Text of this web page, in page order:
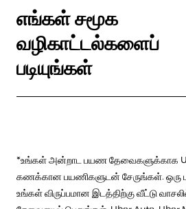
எங்கள் சமூக
வழிகாட்டல்களைப்
படியுங்கள்
*உங்கள் அன்றாட பயண தேவைகளுக்காக
கணக்கான பயணிகளுடன் சேருங்கள். ஒரு
உங்கள் விருப்பமான இடத்திற்கு வீட்டு